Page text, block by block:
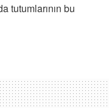
tutumlarının bu